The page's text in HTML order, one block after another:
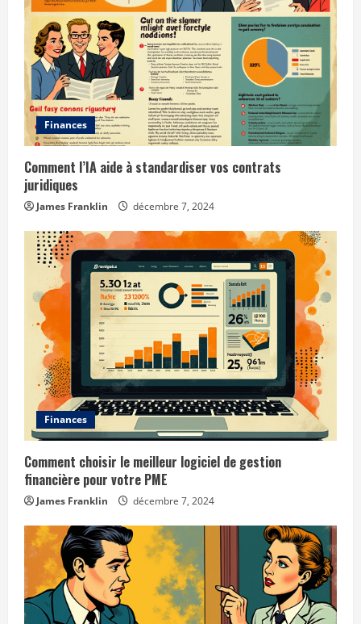
a
d
i
n
g
Finances
Comment l’IA aide à standardiser vos contrats
juridiques
James Franklin décembre 7, 2024
Finances
Comment choisir le meilleur logiciel de gestion
financière pour votre PME
James Franklin décembre 7, 2024